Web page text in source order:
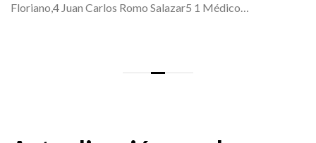
Floriano,4 Juan Carlos Romo Salazar5 1 Médico…